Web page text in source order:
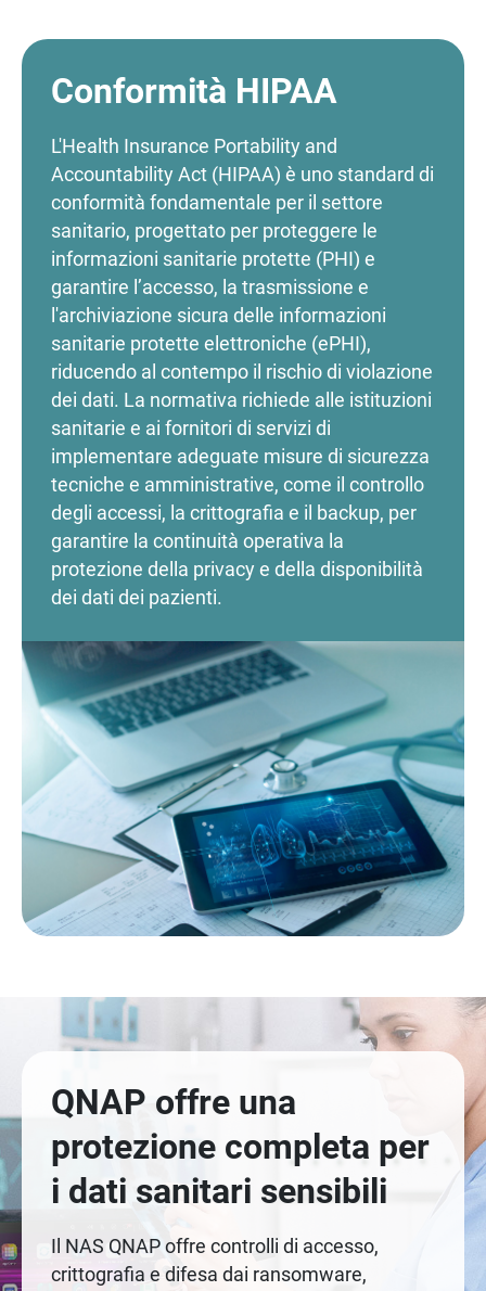
Conformità HIPAA
L'Health Insurance Portability and
Accountability Act (HIPAA) è uno standard di
conformità fondamentale per il settore
sanitario, progettato per proteggere le
informazioni sanitarie protette (PHI) e
garantire l’accesso, la trasmissione e
l'archiviazione sicura delle informazioni
sanitarie protette elettroniche (ePHI),
riducendo al contempo il rischio di violazione
dei dati. La normativa richiede alle istituzioni
sanitarie e ai fornitori di servizi di
implementare adeguate misure di sicurezza
tecniche e amministrative, come il controllo
degli accessi, la crittografia e il backup, per
garantire la continuità operativa la
protezione della privacy e della disponibilità
dei dati dei pazienti.
QNAP offre una
protezione completa per
i dati sanitari sensibili
Il NAS QNAP offre controlli di accesso,
crittografia e difesa dai ransomware,